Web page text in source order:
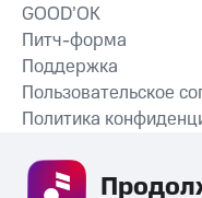
GOOD’OK
Питч-форма
Поддержка
Пользовательское
Политика